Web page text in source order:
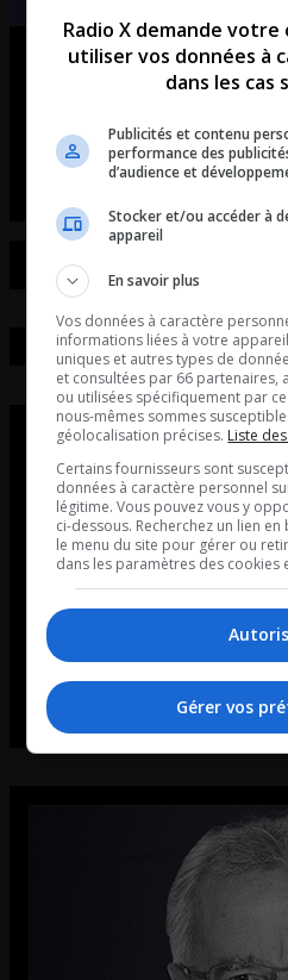
Ouellet en direct
Ouellet en direct - Intégral
Radio X demande
utiliser vos données à
dans les cas
Publicités et contenu
performance des
d’audience et
Stocker et/ou accéder à
appareil
En savoir plus
Vos données à caractère
informations liées à votre
uniques et autres types de
et consultées par 66 partenaires,
ou utilisées spécifiquement par
nous-mêmes sommes
géolocalisation précises. Liste
Certains fournisseurs sont
données à caractère personnel
légitime. Vous pouvez vous y
ci-dessous. Recherchez un lien
le menu du site pour gérer ou
dans les paramètres des cookies
Gérer vos